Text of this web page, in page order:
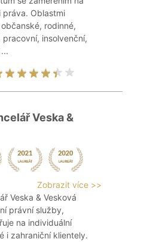
práva. Oblastmi
rodinné,
insolvenční,
Veska &
Zobrazit více >>
Veska & Vesková
právní služby,
na individuální
i zahraniční klientely.